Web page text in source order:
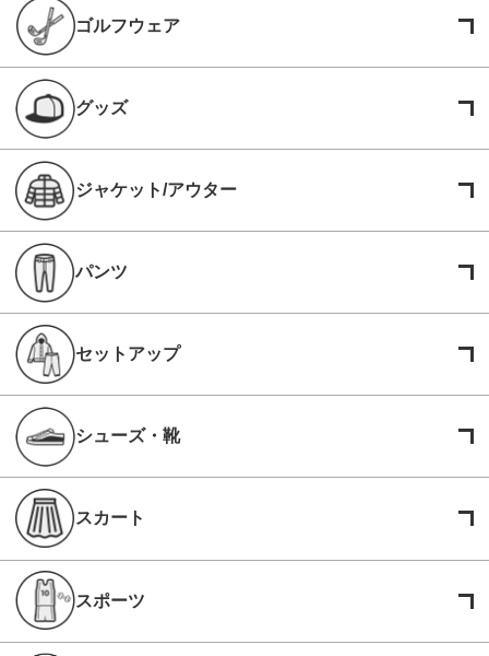
ゴルフウェア
グッズ
ジャケット/アウター
パンツ
セットアップ
シューズ・靴
スカート
スポーツ